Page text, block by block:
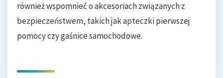
również wspomnieć o akcesoriach związanych z
bezpieczeństwem, takich jak apteczki pierwszej
pomocy czy gaśnice samochodowe.